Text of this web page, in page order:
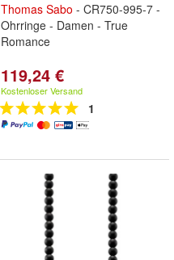
Thomas Sabo - CR750-995-7 -
Ohrringe - Damen - True
Romance
119,24 €
Kostenloser Versand
1